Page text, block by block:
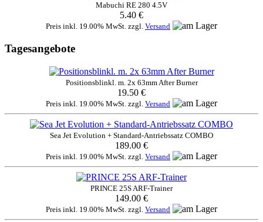
Mabuchi RE 280 4.5V
5.40 €
Preis inkl. 19.00% MwSt. zzgl. Versand
Tagesangebote
Positionsblinkl. m. 2x 63mm After Burner
19.50 €
Preis inkl. 19.00% MwSt. zzgl. Versand
Sea Jet Evolution + Standard-Antriebssatz COMBO
189.00 €
Preis inkl. 19.00% MwSt. zzgl. Versand
PRINCE 25S ARF-Trainer
149.00 €
Preis inkl. 19.00% MwSt. zzgl. Versand